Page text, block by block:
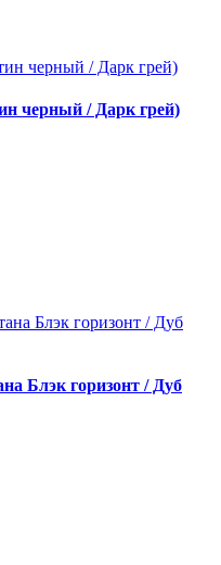
черный / Дарк грей)
Блэк горизонт / Дуб